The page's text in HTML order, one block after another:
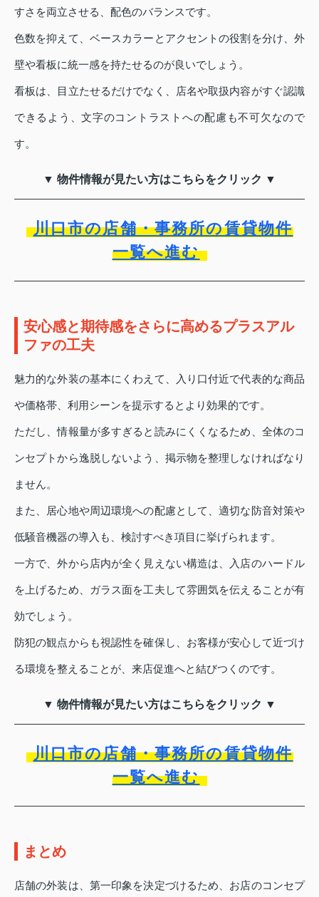
すさを両立させる、配色のバランスです。
色数を抑えて、ベースカラーとアクセントの役割を分け、外
壁や看板に統一感を持たせるのが良いでしょう。
看板は、目立たせるだけでなく、店名や取扱内容がすぐ認識
できるよう、文字のコントラストへの配慮も不可欠なので
す。
▼ 物件情報が見たい方はこちらをクリック ▼
川口市の店舗・事務所の賃貸物件
一覧へ進む
安心感と期待感をさらに高めるプラスアル
ファの工夫
魅力的な外装の基本にくわえて、入り口付近で代表的な商品
や価格帯、利用シーンを提示するとより効果的です。
ただし、情報量が多すぎると読みにくくなるため、全体のコ
ンセプトから逸脱しないよう、掲示物を整理しなければなり
ません。
また、居心地や周辺環境への配慮として、適切な防音対策や
低騒音機器の導入も、検討すべき項目に挙げられます。
一方で、外から店内が全く見えない構造は、入店のハードル
を上げるため、ガラス面を工夫して雰囲気を伝えることが有
効でしょう。
防犯の観点からも視認性を確保し、お客様が安心して近づけ
る環境を整えることが、来店促進へと結びつくのです。
▼ 物件情報が見たい方はこちらをクリック ▼
川口市の店舗・事務所の賃貸物件
一覧へ進む
まとめ
店舗の外装は、第一印象を決定づけるため、お店のコンセプ